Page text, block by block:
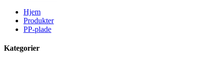
Hjem
Produkter
PP-plade
Kategorier